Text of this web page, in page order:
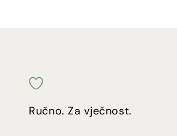
Ručno. Za vječnost.